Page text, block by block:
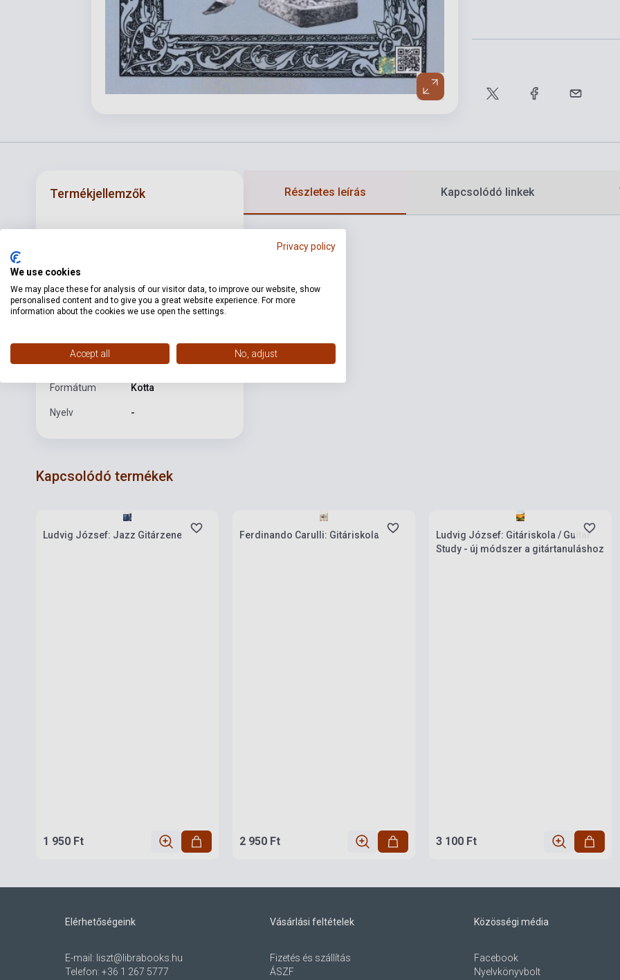
Termékjellemzők
Oldalszám 89
Kötés Puhakötés
Kiadási év 2021
Formátum Kotta
Nyelv -
Részletes leírás Kapcsolódó linkek
Kapcsolódó termékek
Ludvig József: Jazz Gitárzene
1 950 Ft
Ferdinando Carulli: Gitáriskola
2 950 Ft
Ludvig József: Gitáriskola / Guitar
Study - új módszer a gitártanuláshoz
3 100 Ft
Elérhetőségeink
E-mail: liszt@librabooks.hu
Telefon: +36 1 267 5777
Vásárlási feltételek
Fizetés és szállítás
ÁSZF
Közösségi média
Facebook
Nyelvkönyvbolt
Privacy policy
We use cookies
We may place these for analysis of our visitor data, to improve our website, show
personalised content and to give you a great website experience. For more
information about the cookies we use open the settings.
Accept all No, adjust